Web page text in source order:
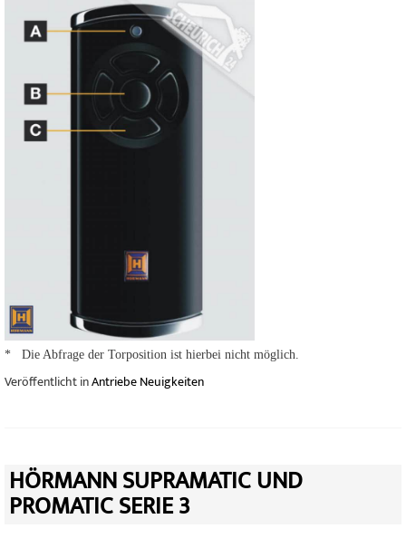
* Die Abfrage der Torposition ist hierbei nicht möglich.
Veröffentlicht inAntriebe Neuigkeiten
HÖRMANN SUPRAMATIC UND
PROMATIC SERIE 3